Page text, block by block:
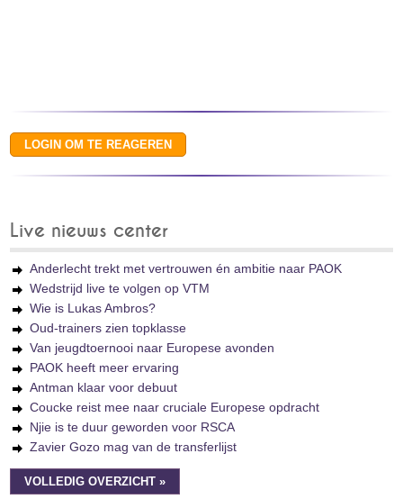
Live nieuws center
Anderlecht trekt met vertrouwen én ambitie naar PAOK
Wedstrijd live te volgen op VTM
Wie is Lukas Ambros?
Oud-trainers zien topklasse
Van jeugdtoernooi naar Europese avonden
PAOK heeft meer ervaring
Antman klaar voor debuut
Coucke reist mee naar cruciale Europese opdracht
Njie is te duur geworden voor RSCA
Zavier Gozo mag van de transferlijst
VOLLEDIG OVERZICHT »